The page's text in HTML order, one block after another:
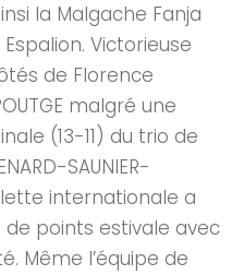
la Malgache Fanja
Victorieuse
de Florence
malgré une
(13-11) du trio de
SAUNIER-
internationale a
de points estivale avec
Même l’équipe de